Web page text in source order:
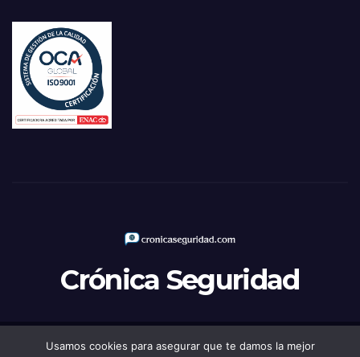
Crónica Seguridad
Funciona gracias a WordPress|Tema: Newsup deThemeansar
Usamos cookies para asegurar que te damos la mejor